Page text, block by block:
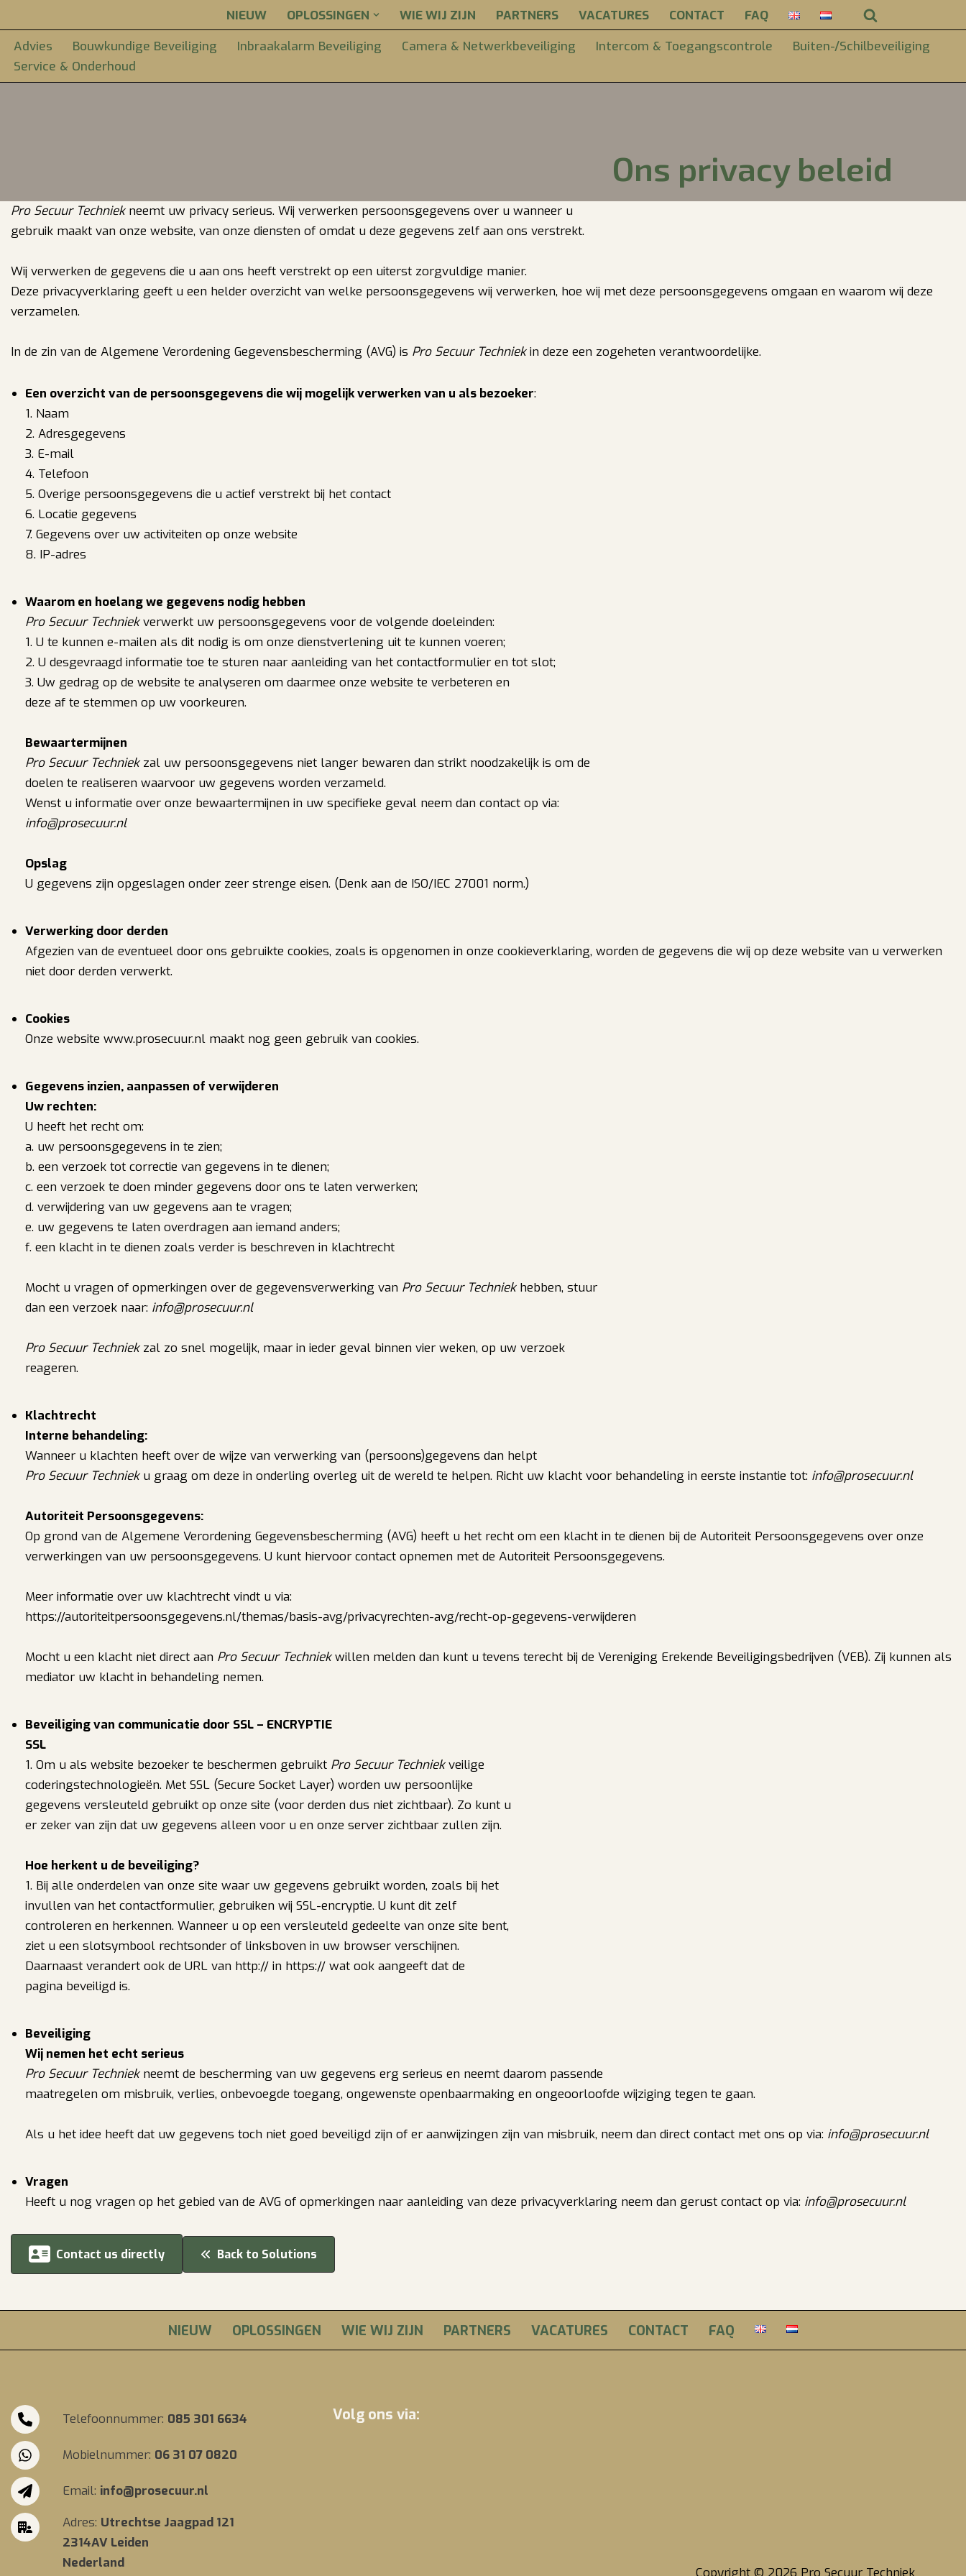
Ga
naar
de
NIEUW OPLOSSINGEN WIE WIJ ZIJN PARTNERS VACATURES CONTACT
FAQ
Advies
Bouwkundige Beveiliging Inbraakalarm Beveiliging Camera & Netwerkbeveiliging Intercom & Toegangscontrole
Buiten-/Schilbeveiliging
Service & Onderhoud
Ons privacy beleid
Pro Secuur Techniekneemt uw privacy serieus. Wij verwerken persoonsgegevens over u wanneer u
gebruik maakt van onze website, van onze diensten of omdat u deze gegevens zelf aan ons verstrekt.
Wij verwerken de gegevens die u aan ons heeft verstrekt op een uiterst zorgvuldige manier.
Deze privacyverklaring geeft u een helder overzicht van welke persoonsgegevens wij verwerken, hoe wij met deze persoonsgegevens omgaan en waarom wij deze
verzamelen.
In de zin van de Algemene Verordening Gegevensbescherming (AVG) is Pro Secuur Techniekin deze een zogeheten verantwoordelijke.
Een overzicht van de persoonsgegevens die wij mogelijk verwerken van u als bezoeker:
1. Naam
2. Adresgegevens
3. E-mail
4. Telefoon
5. Overige persoonsgegevens die u actief verstrekt bij het contact
6. Locatie gegevens
7. Gegevens over uw activiteiten op onze website
8. IP-adres
Waarom en hoelang we gegevens nodig hebben
Pro Secuur Techniekverwerkt uw persoonsgegevens voor de volgende doeleinden:
1. U te kunnen e-mailen als dit nodig is om onze dienstverlening uit te kunnen voeren;
2. U desgevraagd informatie toe te sturen naar aanleiding van het contactformulier en tot slot;
3. Uw gedrag op de website te analyseren om daarmee onze website te verbeteren en
deze af te stemmen op uw voorkeuren.
Bewaartermijnen
Pro Secuur Techniekzal uw persoonsgegevens niet langer bewaren dan strikt noodzakelijk is om de
doelen te realiseren waarvoor uw gegevens worden verzameld.
Wenst u informatie over onze bewaartermijnen in uw specifieke geval neem dan contact op via:
info@prosecuur.nl
Opslag
U gegevens zijn opgeslagen onder zeer strenge eisen. (Denk aan de ISO/IEC 27001 norm.)
Verwerking door derden
Afgezien van de eventueel door ons gebruikte cookies, zoals is opgenomen in onze cookieverklaring, worden de gegevens die wij op deze website van u verwerken
niet door derden verwerkt.
Cookies
Onze website www.prosecuur.nl maakt nog geen gebruik van cookies.
Gegevens inzien, aanpassen of verwijderen
Uw rechten:
U heeft het recht om:
a. uw persoonsgegevens in te zien;
b. een verzoek tot correctie van gegevens in te dienen;
c. een verzoek te doen minder gegevens door ons te laten verwerken;
d. verwijdering van uw gegevens aan te vragen;
e. uw gegevens te laten overdragen aan iemand anders;
f. een klacht in te dienen zoals verder is beschreven in klachtrecht
Mocht u vragen of opmerkingen over de gegevensverwerking van Pro Secuur Techniekhebben, stuur
dan een verzoek naar: info@prosecuur.nl
Pro Secuur Techniekzal zo snel mogelijk, maar in ieder geval binnen vier weken, op uw verzoek
reageren.
Klachtrecht
Interne behandeling:
Wanneer u klachten heeft over de wijze van verwerking van (persoons)gegevens dan helpt
Pro Secuur Technieku graag om deze in onderling overleg uit de wereld te helpen. Richt uw klacht voor behandeling in eerste instantie tot: info@prosecuur.nl
Autoriteit Persoonsgegevens:
Op grond van de Algemene Verordening Gegevensbescherming (AVG) heeft u het recht om een klacht in te dienen bij de Autoriteit Persoonsgegevens over onze
verwerkingen van uw persoonsgegevens. U kunt hiervoor contact opnemen met de Autoriteit Persoonsgegevens.
Meer informatie over uw klachtrecht vindt u via:
https://autoriteitpersoonsgegevens.nl/themas/basis-avg/privacyrechten-avg/recht-op-gegevens-verwijderen
Mocht u een klacht niet direct aan Pro Secuur Techniekwillen melden dan kunt u tevens terecht bij de Vereniging Erekende Beveiligingsbedrijven (VEB). Zij kunnen als
mediator uw klacht in behandeling nemen.
Beveiliging van communicatie door SSL – ENCRYPTIE
SSL
1. Om u als website bezoeker te beschermen gebruikt Pro Secuur Techniekveilige
coderingstechnologieën. Met SSL (Secure Socket Layer) worden uw persoonlijke
gegevens versleuteld gebruikt op onze site (voor derden dus niet zichtbaar). Zo kunt u
er zeker van zijn dat uw gegevens alleen voor u en onze server zichtbaar zullen zijn.
Hoe herkent u de beveiliging?
1. Bij alle onderdelen van onze site waar uw gegevens gebruikt worden, zoals bij het
invullen van het contactformulier, gebruiken wij SSL-encryptie. U kunt dit zelf
controleren en herkennen. Wanneer u op een versleuteld gedeelte van onze site bent,
ziet u een slotsymbool rechtsonder of linksboven in uw browser verschijnen.
Daarnaast verandert ook de URL van http:// in https:// wat ook aangeeft dat de
pagina beveiligd is.
Beveiliging
Wij nemen het echt serieus
Pro Secuur Techniekneemt de bescherming van uw gegevens erg serieus en neemt daarom passende
maatregelen om misbruik, verlies, onbevoegde toegang, ongewenste openbaarmaking en ongeoorloofde wijziging tegen te gaan.
Als u het idee heeft dat uw gegevens toch niet goed beveiligd zijn of er aanwijzingen zijn van misbruik, neem dan direct contact met ons op via: info@prosecuur.nl
Vragen
Heeft u nog vragen op het gebied van de AVG of opmerkingen naar aanleiding van deze privacyverklaring neem dan gerust contact op via: info@prosecuur.nl
Contact us directly Back to Solutions
NIEUW OPLOSSINGEN WIE WIJ ZIJN PARTNERS VACATURES CONTACT FAQ
Telefoonnummer: 085 301 6634
Mobielnummer: 06 31 07 0820
Email: info@prosecuur.nl
Adres: Utrechtse Jaagpad 121
2314AV Leiden
Nederland
Volg ons via: